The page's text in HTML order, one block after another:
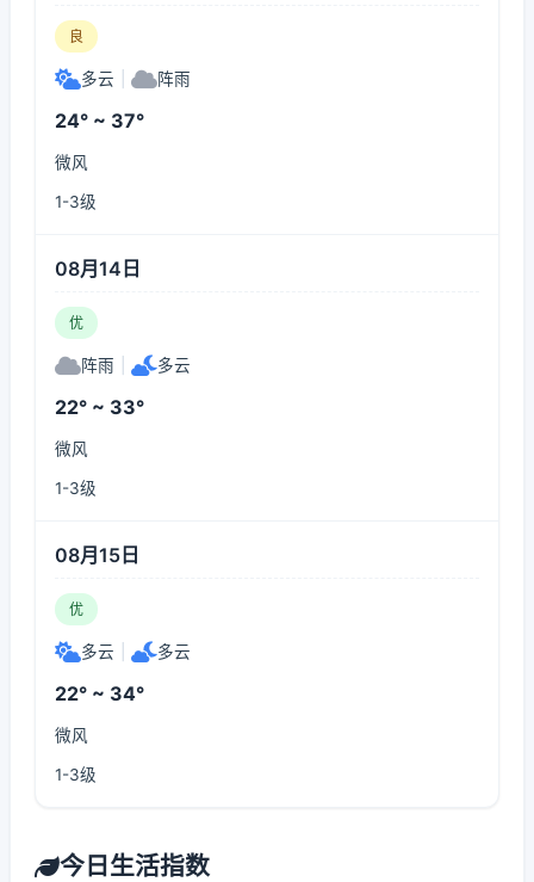
良
多云 阵雨
24° ~ 37°
微风
1-3级
08月14日
优
阵雨 多云
22° ~ 33°
微风
1-3级
08月15日
优
多云 多云
22° ~ 34°
微风
1-3级
今日生活指数